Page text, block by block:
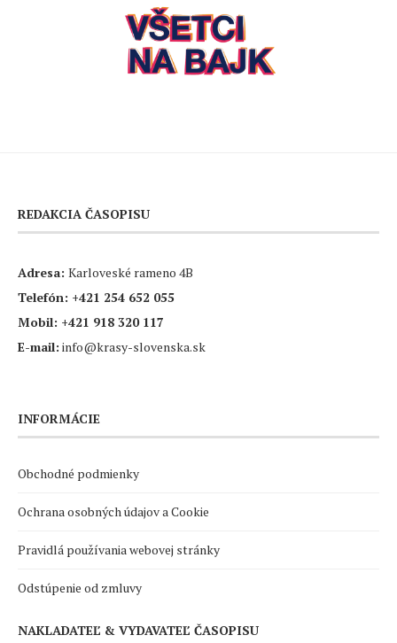
REDAKCIA ČASOPISU
Adresa: Karloveské rameno 4B
Telefón: +421 254 652 055
Mobil: +421 918 320 117
E-mail: info@krasy-slovenska.sk
INFORMÁCIE
Obchodné podmienky
Ochrana osobných údajov a Cookie
Pravidlá používania webovej stránky
Odstúpenie od zmluvy
NAKLADATEĽ & VYDAVATEĽ ČASOPISU